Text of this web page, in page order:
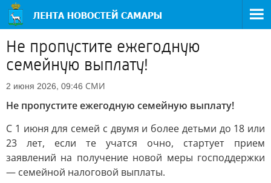
Не пропустите ежегодную
семейную выплату!
2 июня 2026, 09:46 СМИ
Не пропустите ежегодную семейную выплату!
С 1 июня для семей с двумя и более детьми до 18 или
23 лет, если те учатся очно, стартует прием
заявлений на получение новой меры господдержки
— семейной налоговой выплаты.